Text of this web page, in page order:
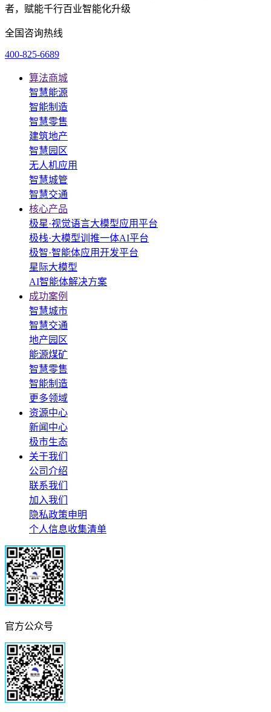
者，赋能千行百业智能化升级
全国咨询热线
400-825-6689
算法商城
智慧能源
智能制造
智慧零售
建筑地产
智慧园区
无人机应用
智慧城管
智慧交通
核心产品
极星·视觉语言大模型应用平台
极栈·大模型训推一体AI平台
极智·智能体应用开发平台
星际大模型
AI智能体解决方案
成功案例
智慧城市
智慧交通
地产园区
能源煤矿
智慧零售
智能制造
更多领域
资源中心
新闻中心
极市生态
关于我们
公司介绍
联系我们
加入我们
隐私政策申明
个人信息收集清单
官方公众号